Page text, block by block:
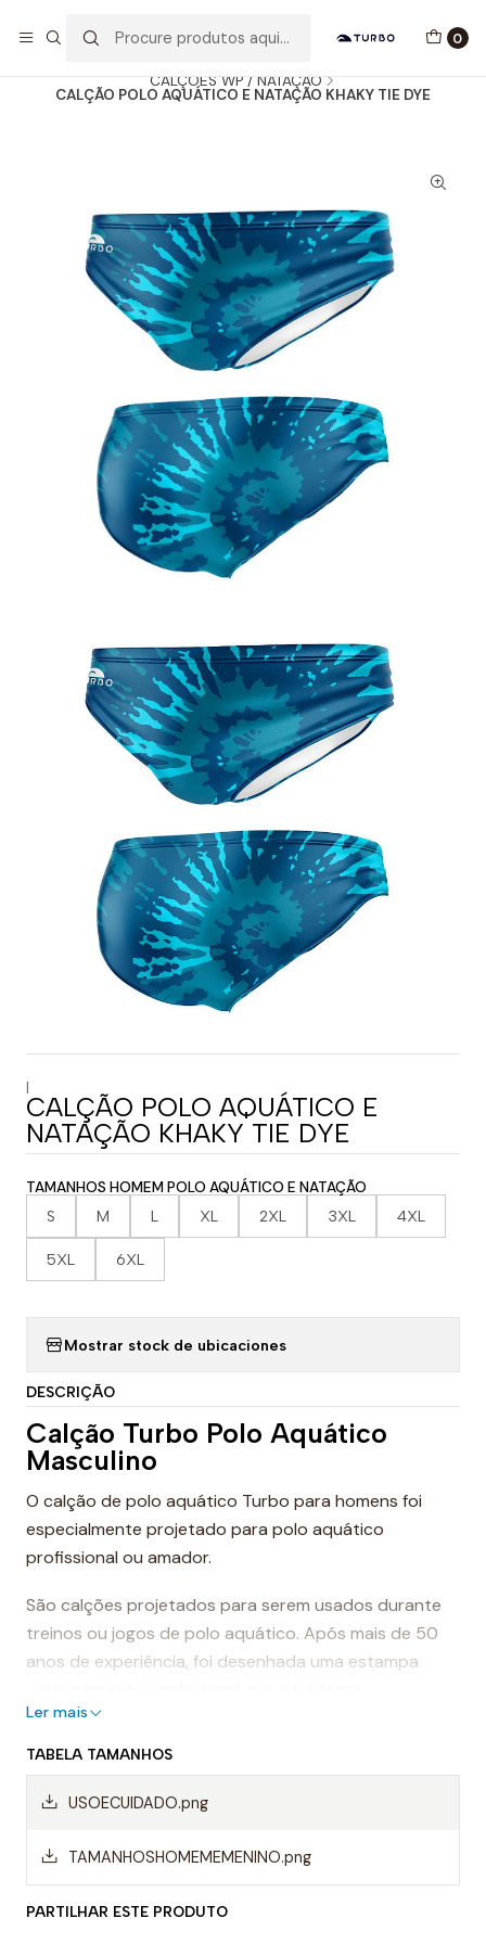
0
CALÇÕES WP / NATAÇÃO
CALÇÃO POLO AQUÁTICO E NATAÇÃO KHAKY TIE DYE
|
CALÇÃO POLO AQUÁTICO E
NATAÇÃO KHAKY TIE DYE
TAMANHOS HOMEM POLO AQUÁTICO E NATAÇÃO
S M L XL 2XL 3XL 4XL
5XL 6XL
Mostrar stock de ubicaciones
DESCRIÇÃO
Calção Turbo Polo Aquático
Masculino
O calção de polo aquático Turbo para homens foi
especialmente projetado para polo aquático
profissional ou amador.
São calções projetados para serem usados durante
treinos ou jogos de polo aquático. Após mais de 50
anos de experiência, foi desenhada uma estampa
perfeitamente ao corpo, proporcionando conforto e
sensação de leveza.
Dessa forma, os calções de polo aquático facilitam a
permitindo um movimento mais rápido ao nadar.
Ler mais
TABELA TAMANHOS
USOECUIDADO.png
TAMANHOSHOMEMEMENINO.png
PARTILHAR ESTE PRODUTO